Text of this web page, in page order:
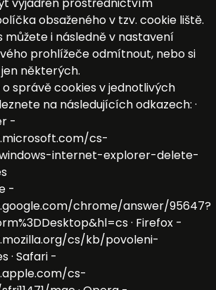
obsaženého v tzv. cookie liště.
můžete i následně v nastavení
prohlížeče odmítnout, nebo si
některých.
správě cookies v jednotlivých
na následujících odkazech: ·
-
cs-
internet-explorer-delete-
-
chrome/answer/95647?
· Firefox -
cs/kb/povoleni-
· Safari -
cs-